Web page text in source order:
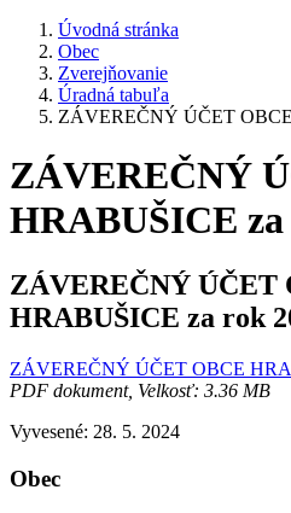
Úvodná stránka
Obec
Zverejňovanie
Úradná tabuľa
ZÁVEREČNÝ ÚČET
ZÁVEREČNÝ
HRABUŠICE za
ZÁVEREČNÝ ÚČET
HRABUŠICE za rok
ZÁVEREČNÝ ÚČET OBCE
PDF dokument, Velkosť: 3.36 MB
Vyvesené: 28. 5. 2024
Obec